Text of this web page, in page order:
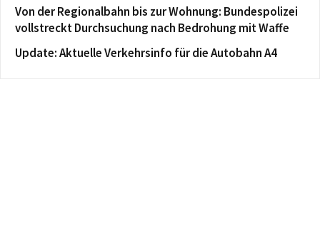
Von der Regionalbahn bis zur Wohnung: Bundespolizei
vollstreckt Durchsuchung nach Bedrohung mit Waffe
Update: Aktuelle Verkehrsinfo für die Autobahn A4